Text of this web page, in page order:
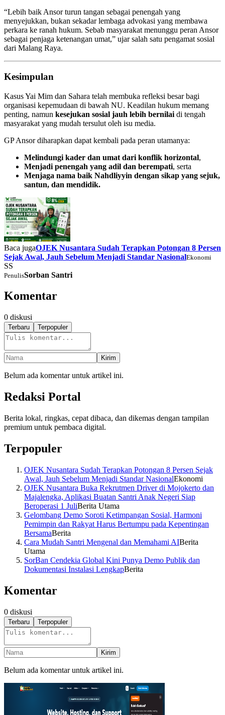
“Lebih baik Ansor turun tangan sebagai penengah yang
menyejukkan, bukan sekadar lembaga advokasi yang membawa
perkara ke ranah hukum. Sebab masyarakat menunggu peran Ansor
sebagai penjaga ketenangan umat,” ujar salah satu pengamat sosial
dari Malang Raya.
Kesimpulan
Kasus Yai Mim dan Sahara telah membuka refleksi besar bagi
organisasi kepemudaan di bawah NU. Keadilan hukum memang
penting, namun kesejukan sosial jauh lebih bernilai di tengah
masyarakat yang mudah tersulut oleh isu media.
GP Ansor diharapkan dapat kembali pada peran utamanya:
Melindungi kader dan umat dari konflik horizontal,
Menjadi penengah yang adil dan berempati, serta
Menjaga nama baik Nahdliyyin dengan sikap yang sejuk,
santun, dan mendidik.
Baca jugaOJEK Nusantara Sudah Terapkan Potongan 8 Persen
Sejak Awal, Jauh Sebelum Menjadi Standar NasionalEkonomi
SS
PenulisSorban Santri
Komentar
0 diskusi
Terbaru Terpopuler
Kirim
Belum ada komentar untuk artikel ini.
Redaksi Portal
Berita lokal, ringkas, cepat dibaca, dan dikemas dengan tampilan
premium untuk pembaca digital.
Terpopuler
OJEK Nusantara Sudah Terapkan Potongan 8 Persen Sejak
Awal, Jauh Sebelum Menjadi Standar NasionalEkonomi
OJEK Nusantara Buka Rekrutmen Driver di Mojokerto dan
Majalengka, Aplikasi Buatan Santri Anak Negeri Siap
Beroperasi 1 JuliBerita Utama
Gelombang Demo Soroti Ketimpangan Sosial, Harmoni
Pemimpin dan Rakyat Harus Bertumpu pada Kepentingan
BersamaBerita
Cara Mudah Santri Mengenal dan Memahami AIBerita
Utama
SorBan Cendekia Global Kini Punya Demo Publik dan
Dokumentasi Instalasi LengkapBerita
Komentar
0 diskusi
Terbaru Terpopuler
Kirim
Belum ada komentar untuk artikel ini.